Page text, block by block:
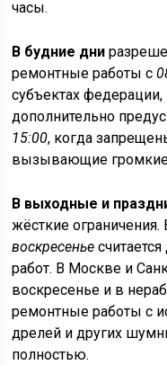
часы.
В будние дни
ремонтные работы с
субъектах
дополнительно
15:00, когда
вызывающие громкие
В выходные и
жёсткие
воскресенье
работ. В Москве и
воскресенье и в
ремонтные работы с
дрелей и других
полностью.